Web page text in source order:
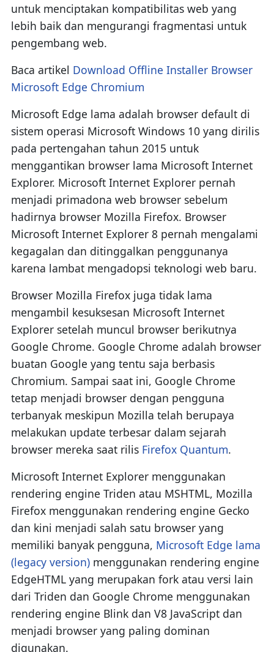
untuk menciptakan kompatibilitas web yang
lebih baik dan mengurangi fragmentasi untuk
pengembang web.
Baca artikel Download Offline Installer Browser
Microsoft Edge Chromium
Microsoft Edge lama adalah browser default di
sistem operasi Microsoft Windows 10 yang dirilis
pada pertengahan tahun 2015 untuk
menggantikan browser lama Microsoft Internet
Explorer. Microsoft Internet Explorer pernah
menjadi primadona web browser sebelum
hadirnya browser Mozilla Firefox. Browser
Microsoft Internet Explorer 8 pernah mengalami
kegagalan dan ditinggalkan penggunanya
karena lambat mengadopsi teknologi web baru.
Browser Mozilla Firefox juga tidak lama
mengambil kesuksesan Microsoft Internet
Explorer setelah muncul browser berikutnya
Google Chrome. Google Chrome adalah browser
buatan Google yang tentu saja berbasis
Chromium. Sampai saat ini, Google Chrome
tetap menjadi browser dengan pengguna
terbanyak meskipun Mozilla telah berupaya
melakukan update terbesar dalam sejarah
browser mereka saat rilis Firefox Quantum.
Microsoft Internet Explorer menggunakan
rendering engine Triden atau MSHTML, Mozilla
Firefox menggunakan rendering engine Gecko
dan kini menjadi salah satu browser yang
memiliki banyak pengguna, Microsoft Edge lama
(legacy version)menggunakan rendering engine
EdgeHTML yang merupakan fork atau versi lain
dari Triden dan Google Chrome menggunakan
rendering engine Blink dan V8 JavaScript dan
menjadi browser yang paling dominan
digunakan.